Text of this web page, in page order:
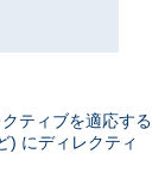
ティブを適応する
) にディレクティ